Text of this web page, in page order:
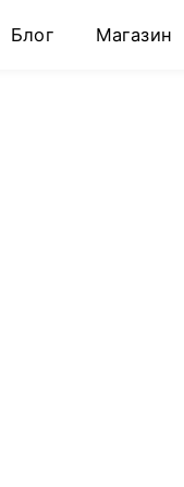
Блог Магазин